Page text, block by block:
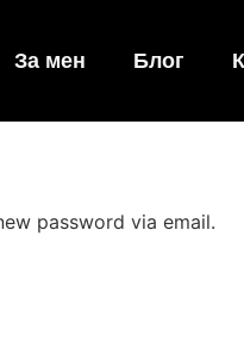
За мен Блог
password via email.